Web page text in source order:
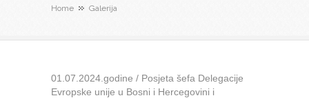
Home Galerija
01.07.2024.godine / Posjeta šefa Delegacije
Evropske unije u Bosni i Hercegovini i